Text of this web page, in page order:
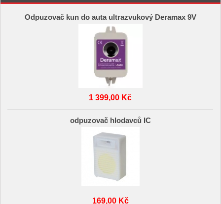
Odpuzovač kun do auta ultrazvukový Deramax 9V
1 399,00 Kč
odpuzovač hlodavců IC
169,00 Kč